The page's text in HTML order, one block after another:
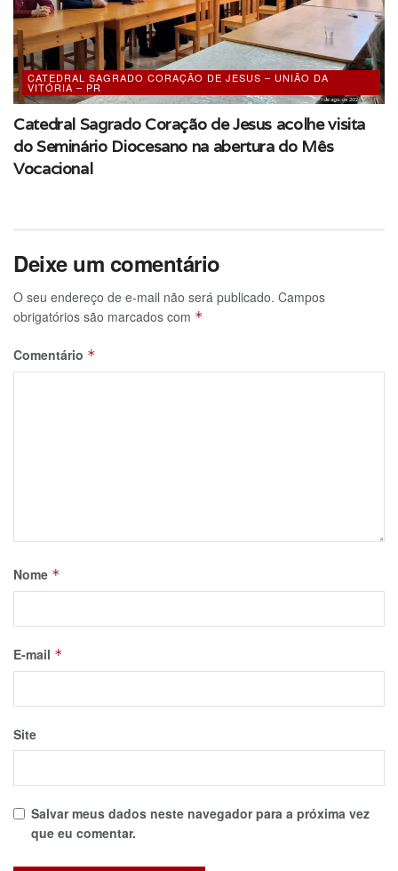
CATEDRAL SAGRADO CORAÇÃO DE JESUS – UNIÃO DA
VITÓRIA – PR
Catedral Sagrado Coração de Jesus acolhe visita
do Seminário Diocesano na abertura do Mês
Vocacional
Deixe um comentário
O seu endereço de e-mail não será publicado. Campos
obrigatórios são marcados com *
Comentário *
Nome *
E-mail *
Site
Salvar meus dados neste navegador para a próxima vez
que eu comentar.